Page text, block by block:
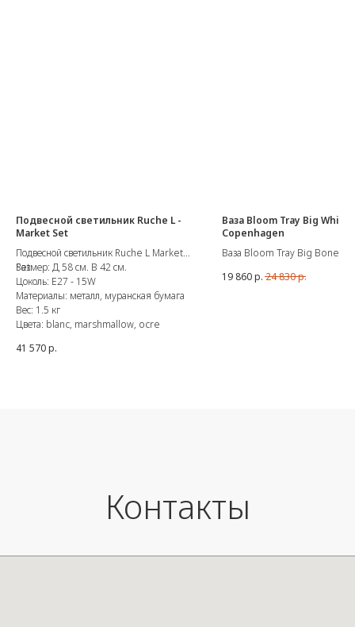
Подвесной светильник Ruche L -
Market Set
Подвесной светильник Ruche L Market
Set.
Размер: Д 58 см. В 42 см.
Цоколь: E27 - 15W
Материалы: металл, муранская бумага
Вес: 1.5 кг
Цвета: blanc, marshmallow, ocre
41 570р.
Ваза Bloom Tray Big White
Copenhagen
Ваза Bloom Tray Big Bone
Поскольку это натуральный
19 860р. 24 830р.
Контакты